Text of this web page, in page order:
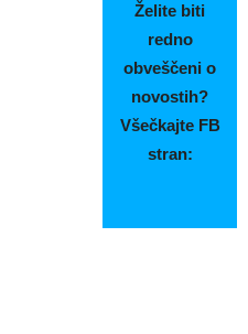
Želite biti
redno
obveščeni o
novostih?
Všečkajte FB
stran: